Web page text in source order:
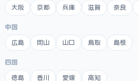
大阪 京都 兵庫 滋賀 奈良
中国
広島 岡山 山口 鳥取 島根
四国
徳島 香川 愛媛 高知